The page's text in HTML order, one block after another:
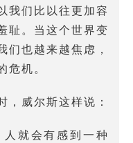
我们比以往更加容
耻。当这个世界变
们也越来越焦虑，
危机。
，威尔斯这样说：
就会有感到一种